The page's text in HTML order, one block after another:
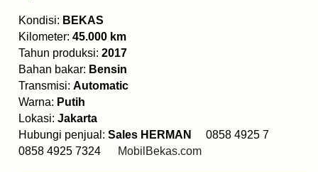
Kondisi: BEKAS
Kilometer: 45.000 km
Tahun produksi: 2017
Bahan bakar: Bensin
Transmisi: Automatic
Warna: Putih
Lokasi: Jakarta
Hubungi penjual: Sales HERMAN
0858 4925 7
0858 4925 7324
MobilBekas.com